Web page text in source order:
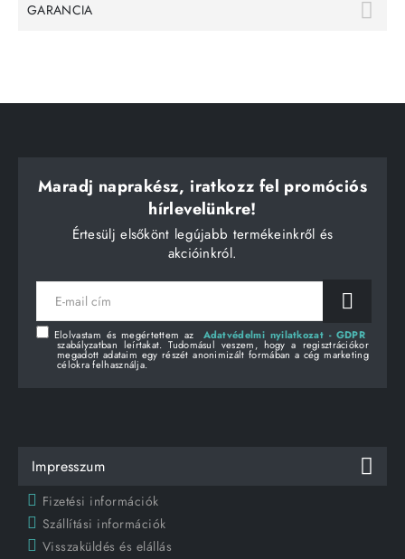
GARANCIA
Maradj naprakész, iratkozz fel promóciós
hírlevelünkre!
Értesülj elsőkönt legújabb termékeinkről és
akcióinkról.
E-
mail
Elolvastam és megértettem az Adatvédelmi nyilatkozat - GDPR
szabályzatban leírtakat. Tudomásul veszem, hogy a regisztrációkor
megadott adataim egy részét anonimizált formában a cég marketing
célokra felhasználja.
Impresszum
Fizetési információk
Szállítási információk
Visszaküldés és elállás